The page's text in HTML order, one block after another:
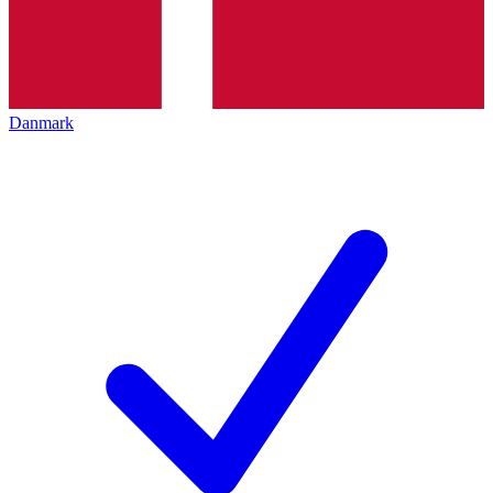
Danmark